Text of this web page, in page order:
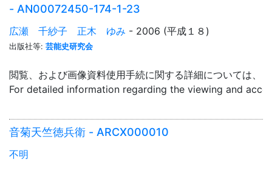
- AN00072450-174-1-23
広瀬 千紗子 正木 ゆみ - 2006 (平成１８)
出版社等: 芸能史研究会
閲覧、および画像資料使用手続に関する詳細については、「
For detailed information regarding the viewing and
音菊天竺徳兵衛 - ARCX000010
不明